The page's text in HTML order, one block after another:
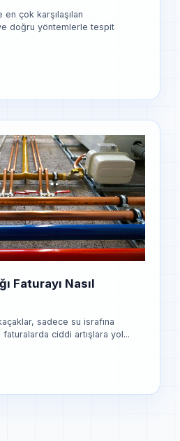
çok karşılaşılan
doğru yöntemlerle tespit
Faturayı Nasıl
sadece su israfına
faturalarda ciddi artışlara yol...